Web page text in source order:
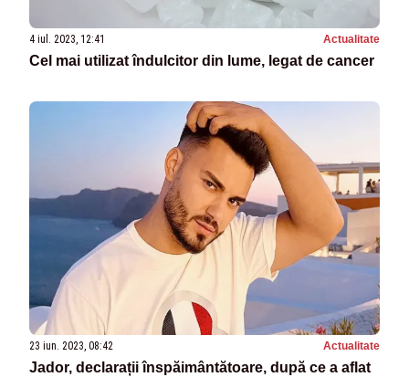
4 iul. 2023, 12:41 Actualitate
Cel mai utilizat îndulcitor din lume, legat de cancer
23 iun. 2023, 08:42 Actualitate
Jador, declarații înspăimântătoare, după ce a aflat